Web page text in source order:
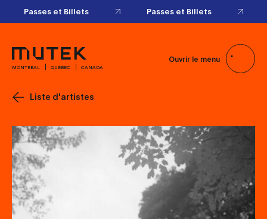
Passes et Billets Passes et Billets
MONTRÉAL QUÉBEC CANADA
Ouvrir le menu
Liste d'artistes